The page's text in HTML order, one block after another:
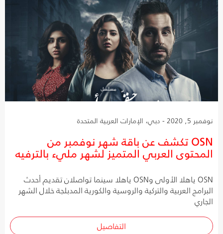
نوفمبر 5, 2020 - دبي، الإمارات العربية المتحدة
OSN تكشف عن باقة شهر نوفمبر من
المحتوى العربي المتميز لشهر مليء بالترفيه
OSN ياهلا الأولى وOSN ياهلا سينما تواصلان تقديم أحدث
البرامج العربية والتركية والروسية والكورية المدبلجة خلال الشهر
الجاري
التفاصيل